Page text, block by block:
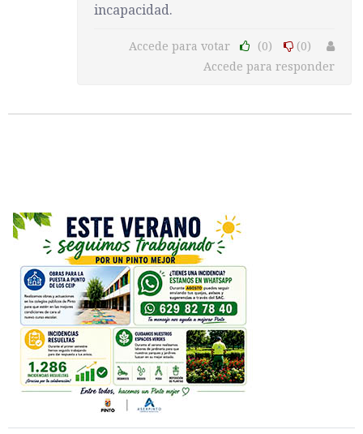
incapacidad.
Accede para votar (0)
(0)
Accede para responder